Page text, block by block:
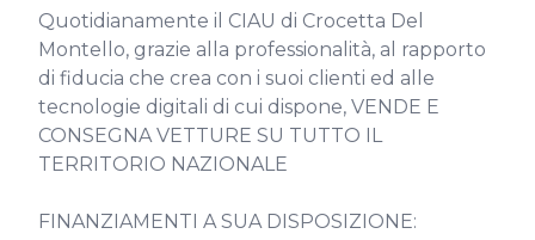
Quotidianamente il CIAU di Crocetta Del
Montello, grazie alla professionalità, al rapporto
di fiducia che crea con i suoi clienti ed alle
tecnologie digitali di cui dispone, VENDE E
CONSEGNA VETTURE SU TUTTO IL
TERRITORIO NAZIONALE
FINANZIAMENTI A SUA DISPOSIZIONE: